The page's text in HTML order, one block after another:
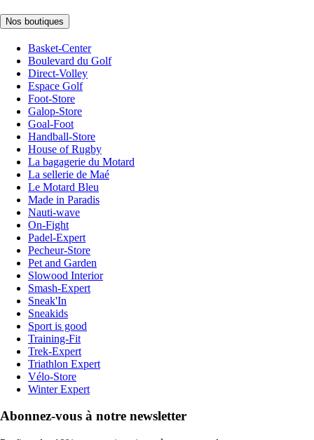
Nos boutiques
Basket-Center
Boulevard du Golf
Direct-Volley
Espace Golf
Foot-Store
Galop-Store
Goal-Foot
Handball-Store
House of Rugby
La bagagerie du Motard
La sellerie de Maé
Le Motard Bleu
Made in Paradis
Nauti-wave
On-Fight
Padel-Expert
Pecheur-Store
Pet and Garden
Slowood Interior
Smash-Expert
Sneak'In
Sneakids
Sport is good
Training-Fit
Trek-Expert
Triathlon Expert
Vélo-Store
Winter Expert
Abonnez-vous à notre newsletter